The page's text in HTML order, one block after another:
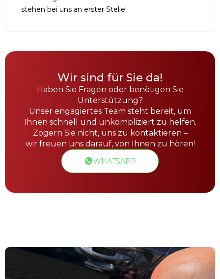
stehen bei uns an erster Stelle!
Wir sind für Sie da!
Haben Sie Fragen oder benötigen Sie
Unterstützung?
Unser engagiertes Team steht bereit, um
Ihnen schnell und unkompliziert zu helfen.
Zögern Sie nicht, uns zu kontaktieren –
wir freuen uns darauf, von Ihnen zu hören!
WHATSAPP